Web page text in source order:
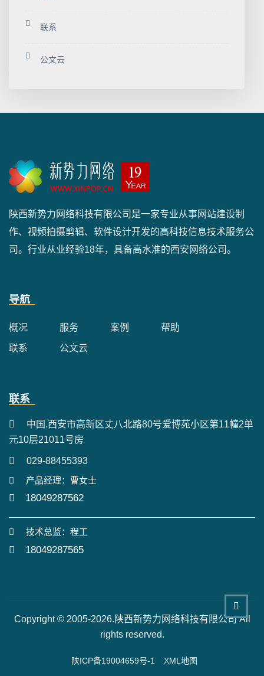
联系
公文云
陕西新势力网络科技有限公司是一家专业从事网站建设制
作、视频拍摄剪辑、软件设计开发的高科技信息技术服务公
司。行业从业经验18年，具备高水准的西安网络公司。
导航
概况 服务 案例 帮助
联系 公文云
联系
中国.西安市高新区丈八北路80号爱博苑小区第11幢2单
元10层21011号房
029-88455393
产品经理：曹女士
18049287562
技术总监：程工
18049287565
Copyright © 2005-2026.陕西新势力网络科技有限公司 All
rights reserved.
陕ICP备19004659号-1 XML地图